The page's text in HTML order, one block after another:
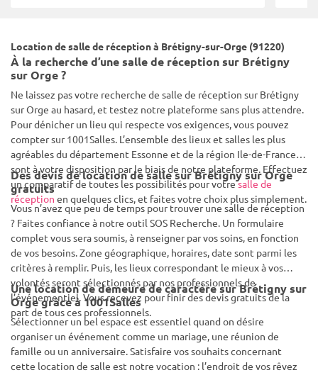
Location de salle de réception à Brétigny-sur-Orge (91220)
À la recherche d’une salle de réception sur Brétigny
sur Orge ?
Ne laissez pas votre recherche de salle de réception sur Brétigny
sur Orge au hasard, et testez notre plateforme sans plus attendre.
Pour dénicher un lieu qui respecte vos exigences, vous pouvez
compter sur 1001Salles. L’ensemble des lieux et salles les plus
agréables du département Essonne et de la région Ile-de-France
sont à votre disposition par le biais de notre plateforme. Effectuez
un comparatif de toutes les possibilités pour votresalle de
réception en quelques clics, et faites votre choix plus simplement.
Des devis de location de salle sur Brétigny sur Orge
gratuits
Vous n’avez que peu de temps pour trouver une salle de réception
? Faites confiance à notre outil SOS Recherche. Un formulaire
complet vous sera soumis, à renseigner par vos soins, en fonction
de vos besoins. Zone géographique, horaires, date sont parmi les
critères à remplir. Puis, les lieux correspondant le mieux à vos
volontés seront sélectionnés par nos professionnels de
l’événementiel. Vous recevez pour finir des devis gratuits de la
part de tous ces professionnels.
Une location de demeure de caractère sur Brétigny sur
Orge grâce à 1001Salles
Sélectionner un bel espace est essentiel quand on désire
organiser un événement comme un mariage, une réunion de
famille ou un anniversaire. Satisfaire vos souhaits concernant
cette location de salle est notre vocation : l’endroit de vos rêvez